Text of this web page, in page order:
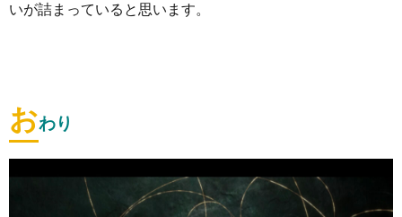
いが詰まっていると思います。
おわり